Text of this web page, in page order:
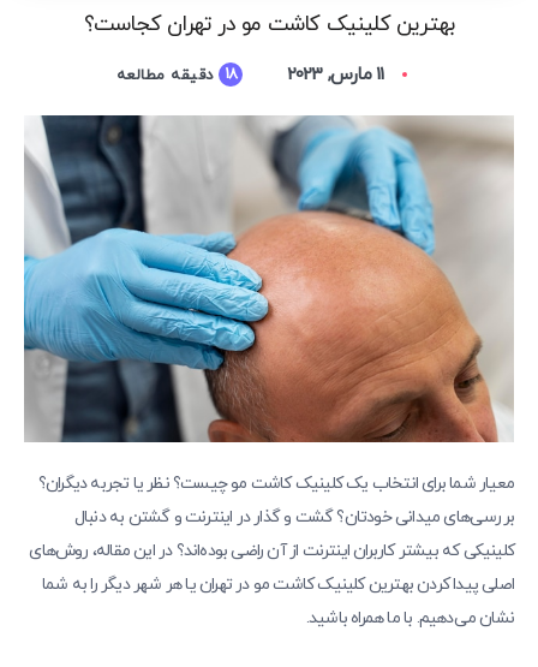
بهترین کلینیک کاشت مو در تهران کجاست؟
11 مارس, 2023 18 دقیقه مطالعه
معیار شما برای انتخاب یک کلینیک کاشت مو چیست؟ نظر یا تجربه دیگران؟
بررسی‌های میدانی خودتان؟ گشت و گذار در اینترنت و گشتن به دنبال
کلینیکی که بیشتر کاربران اینترنت از آن راضی بوده‌اند؟ در این مقاله، روش‌های
اصلی پیدا کردن بهترین کلینیک کاشت مو در تهران یا هر شهر دیگر را به شما
نشان می‌دهیم. با ما همراه باشید.